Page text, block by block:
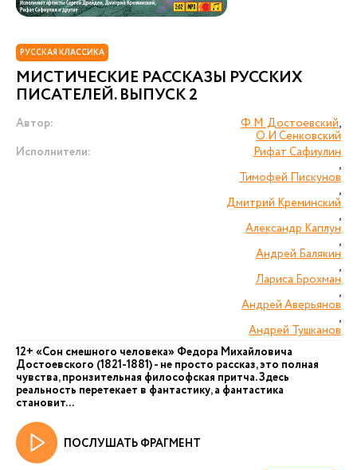
РУССКАЯ КЛАССИКА
МИСТИЧЕСКИЕ РАССКАЗЫ РУССКИХ
ПИСАТЕЛЕЙ. ВЫПУСК 2
Автор: Ф.М. Достоевский,
О.И Сенковский
Исполнители:
Рифат Сафиулин
,
Тимофей Пискунов
,
Дмитрий Креминский
,
Александр Каплун
,
Андрей Балякин
,
Лариса Брохман
,
Андрей Аверьянов
,
Андрей Тушканов
12+ «Сон смешного человека» Федора Михайловича
Достоевского (1821-1881) - не просто рассказ, это полная
чувства, пронзительная философская притча. Здесь
реальность перетекает в фантастику, а фантастика
становит...
ПОСЛУШАТЬ ФРАГМЕНТ